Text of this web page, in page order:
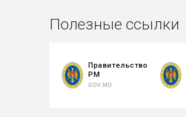
Полезные ссылки
Правительство
РМ
GOV.MD